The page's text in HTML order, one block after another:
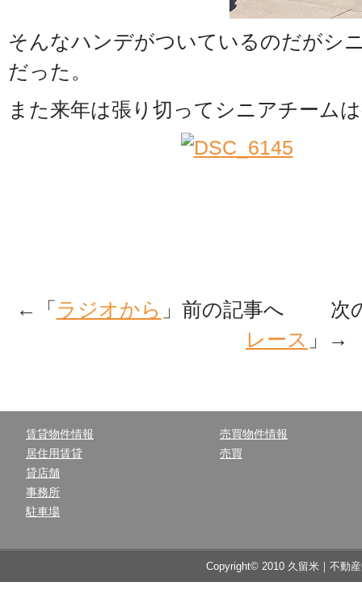
そんなハンデがついているのだがシ
だった。
また来年は張り切ってシニアチーム
←「 ラジオから 」前の記事へ 次
レース 」→
賃貸物件情報
居住用賃貸
貸店舗
事務所
駐車場
売買物件情報
売買
Copyright© 2010 久留米｜不動